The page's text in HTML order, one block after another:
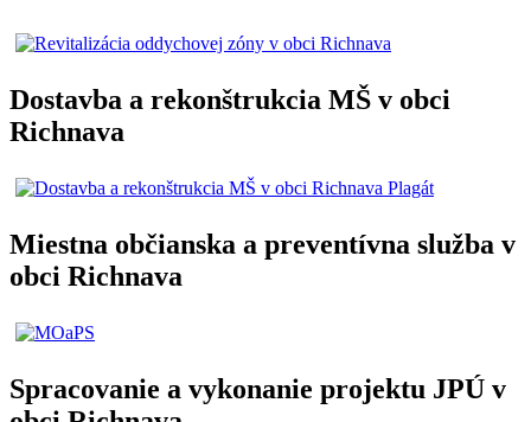
Dostavba a rekonštrukcia MŠ v obci
Richnava
Miestna občianska a preventívna služba v
obci Richnava
Spracovanie a vykonanie projektu JPÚ v